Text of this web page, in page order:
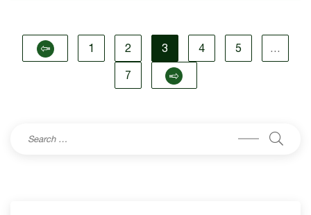
1 2 3 4 5 …
7